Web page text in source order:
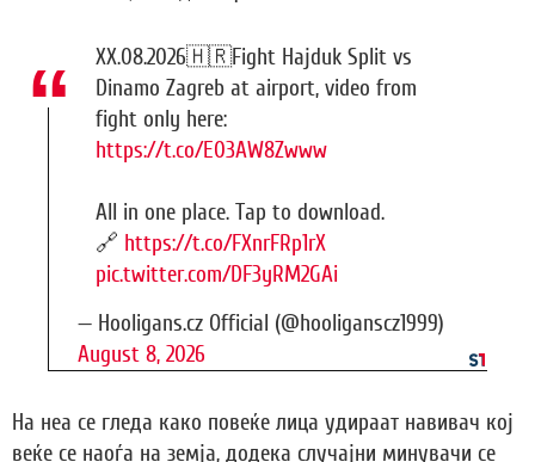
XX.08.2026🇭🇷Fight Hajduk Split vs
Dinamo Zagreb at airport, video from
fight only here:
https://t.co/E03AW8Zwww
All in one place. Tap to download.
🔗 https://t.co/FXnrFRp1rX
pic.twitter.com/DF3yRM2GAi
— Hooligans.cz Official (@hooliganscz1999)
August 8, 2026
На неа се гледа како повеќе лица удираат навивач кој
веќе се наоѓа на земја, додека случајни минувачи се